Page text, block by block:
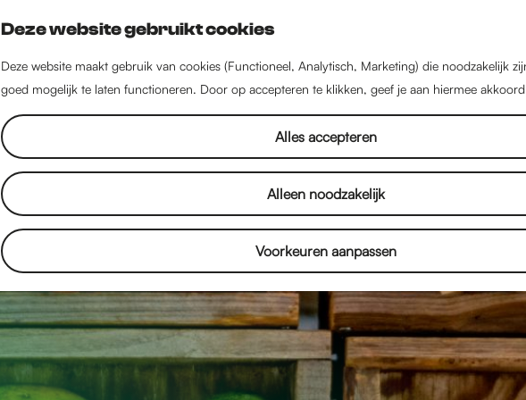
Deze website gebruikt cookies
Deze website maakt gebruik van cookies (Functioneel, Analytisch, Marketing) die noodzakelijk
goed mogelijk te laten functioneren. Door op accepteren te klikken, geef je aan hiermee
Alles accepteren
Alleen noodzakelijk
Voorkeuren aanpassen